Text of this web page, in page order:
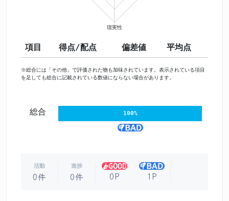
項目 得点/配点 偏差値 平均点
※総合には「その他」で評価された物も加味されています。表示されている項目
を足しても総合に記載されている数値にならない場合があります。
総合 100%
活動
0件
進捗
0件 0P 1P